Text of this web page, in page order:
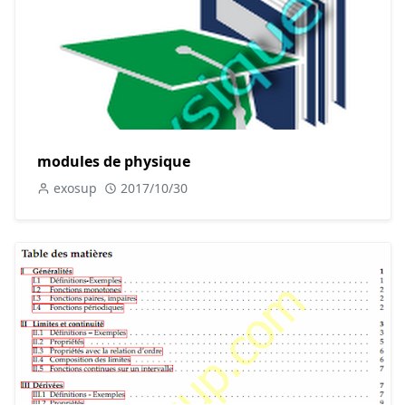
modules de physique
exosup 2017/10/30